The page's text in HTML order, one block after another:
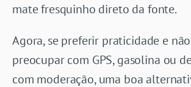
mate fresquinho direto da fonte.
Agora, se preferir praticidade e
preocupar com GPS, gasolina ou
com moderação, uma boa